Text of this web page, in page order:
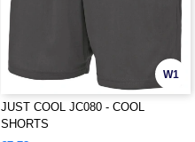
W1
JUST COOL JC080 - COOL
SHORTS